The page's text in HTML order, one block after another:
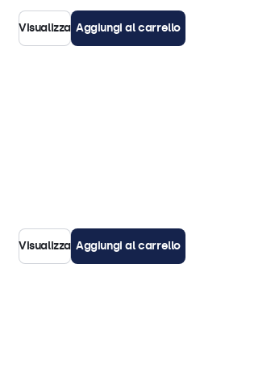
Visualizza Aggiungi al carrello
Visualizza Aggiungi al carrello